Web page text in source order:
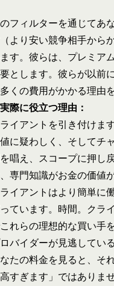
フィルターを通じてあ
より安い競争相手から
す。彼らは、プレミア
とします。彼らが以前
くの費用がかかる理由
際に役立つ理由：
イアントを引き付けま
に疑わしく、そしてチ
唱え、スコープに押し戻
専門知識がお金の価値
イアントはより簡単に
ています。時間。 クラ
れらの理想的な買い手
バイダーが見逃してい
たの料金を見ると、そ
すぎます」ではありま